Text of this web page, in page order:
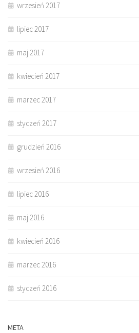
wrzesień 2017
lipiec 2017
maj 2017
kwiecień 2017
marzec 2017
styczeń 2017
grudzień 2016
wrzesień 2016
lipiec 2016
maj 2016
kwiecień 2016
marzec 2016
styczeń 2016
META